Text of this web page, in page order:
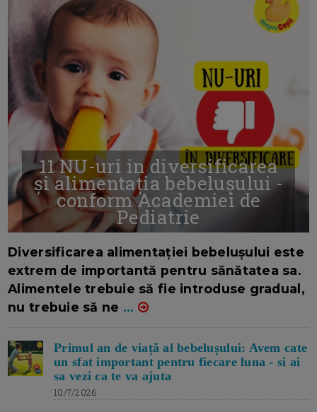
11 NU-uri in diversificarea
și alimentația bebelușului -
conform Academiei de
Pediatrie
Diversificarea alimentației bebelușului este
extrem de importantă pentru sănătatea sa.
Alimentele trebuie să fie introduse gradual,
nu trebuie să ne ...
Primul an de viață al bebelușului: Avem cate
un sfat important pentru fiecare luna - si ai
sa vezi ca te va ajuta
10/7/2026